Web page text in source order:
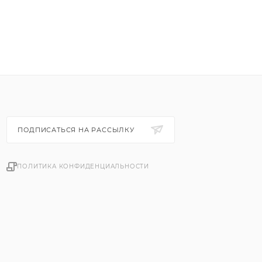
ПОДПИСАТЬСЯ НА РАССЫЛКУ
ПОЛИТИКА КОНФИДЕНЦИАЛЬНОСТИ